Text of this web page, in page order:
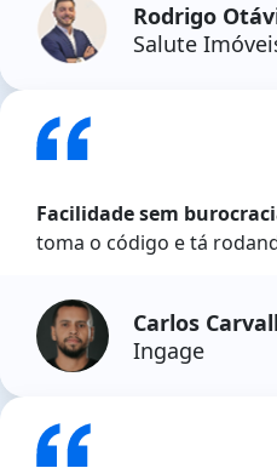
Rodrigo
Salute
Facilidade sem
toma o código e tá
Carlos
Ingage